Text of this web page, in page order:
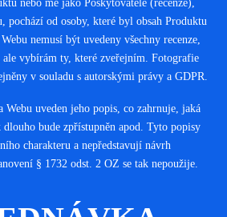
nebo mě jako Poskytovatele (recenze),
pochází od osoby, které byl obsah Produktu
nemusí být uvedeny všechny recenze,
vybírám ty, které zveřejním. Fotografie
v souladu s autorskými právy a GDPR.
Webu uveden jeho popis, co zahrnuje, jaká
bude zpřístupněn apod. Tyto popisy
charakteru a nepředstavují návrh
§ 1732 odst. 2 OZ se tak nepoužije.